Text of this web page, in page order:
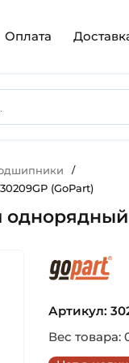
Оплата
/
(GoPart)
Артикул:
Вес товара: